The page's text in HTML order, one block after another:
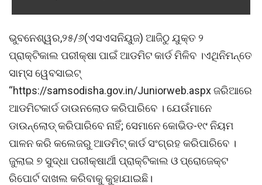
ଭୁବନେଶ୍ୱର,୨୫/୬(ଏସଏସନିୟୁଜ) ଆଜିଠୁ ଯୁକ୍ତ ୨
ପ୍ରାକ୍ଟିକାଲ ପରୀକ୍ଷା ପାଇଁ ଆଡମିଟ କାର୍ଡ ମିଳିବ ।ଏଥିନିମନ୍ତେ
ସାମ୍ସ ୱେବସାଇଟ୍
‘‘https://samsodisha.gov.in/Juniorweb.aspx ଜରିଆରେ
ଆଡମିଟକାର୍ଡ ଡାଉନଲୋଡ କରିପାରିବେ । ଯେଉଁମାନେ
ଡାଉନ୍‌ଲୋଡ୍ କରିପାରିବେ ନାହିଁ; ସେମାନେ କୋଭିଡ-୧୯ ନିୟମ
ପାଳନ କରି କଲେଜରୁ ଆଡମିଟ୍ କାର୍ଡ ସଂଗ୍ରହ କରିପାରିବେ ।
ଜୁଲାଇ ୭ ସୁଦ୍ଧା ପରୀକ୍ଷାର୍ଥୀ ପ୍ରାକ୍ଟିକାଲ ଓ ପ୍ରୋଜେକ୍ଟ
ରିପୋର୍ଟ ଦାଖଲ କରିବାକୁ କୁହାଯାଇଛି।